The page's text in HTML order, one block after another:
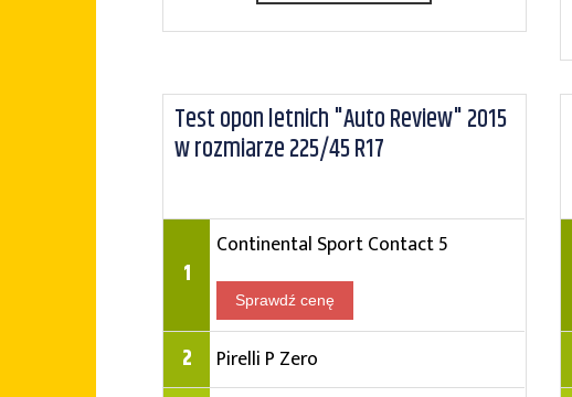
Test opon letnich "Auto Review" 2015
w rozmiarze 225/45 R17
1
Continental Sport Contact 5
Sprawdź cenę
2 Pirelli P Zero